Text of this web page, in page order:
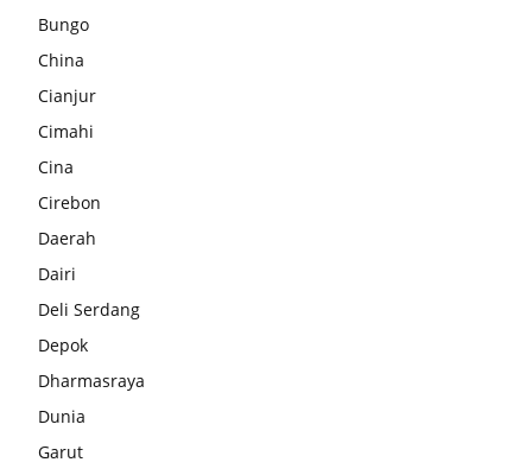
Bungo
China
Cianjur
Cimahi
Cina
Cirebon
Daerah
Dairi
Deli Serdang
Depok
Dharmasraya
Dunia
Garut